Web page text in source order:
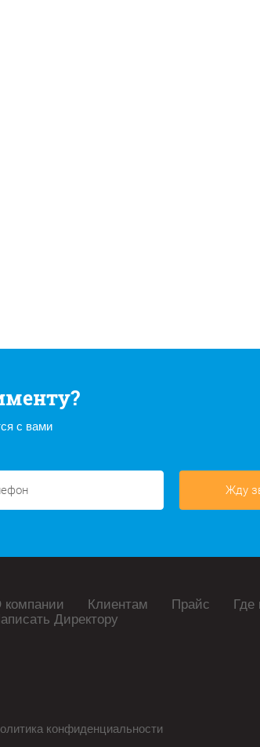
с вами
Жду
Клиентам Прайс Где
Директору
конфиденциальности